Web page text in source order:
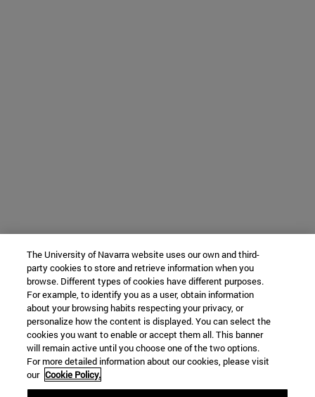
The University of Navarra website uses our own and third-
party cookies to store and retrieve information when you
browse. Different types of cookies have different purposes.
For example, to identify you as a user, obtain information
about your browsing habits respecting your privacy, or
personalize how the content is displayed. You can select the
cookies you want to enable or accept them all. This banner
will remain active until you choose one of the two options.
For more detailed information about our cookies, please visit
our Cookie Policy.